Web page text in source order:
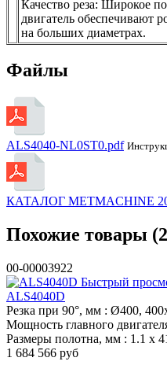
Качество реза: Широкое
двигатель обеспечивают
на больших диаметрах.
Файлы
ALS4040-NL0ST0.pdf
КАТАЛОГ METMACHINE
Похожие товары
00-00003922
Быстрый
ALS4040D
Резка при 90°, мм : Ø400,
Мощность главного
Размеры полотна, мм : 1.1 х
1 684 566 руб